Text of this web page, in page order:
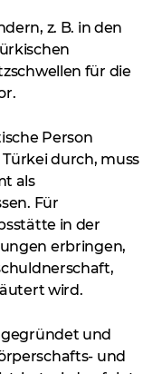
z. B. in den
für die
Person
durch, muss
als
Für
in der
erbringen,
wird.
und
und